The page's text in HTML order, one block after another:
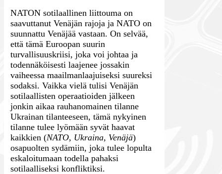
NATON sotilaallinen liittouma on
saavuttanut Venäjän rajoja ja NATO on
suunnattu Venäjää vastaan. On selvää,
että tämä Euroopan suurin
turvallisuuskriisi, joka voi johtaa ja
todennäköisesti laajenee jossakin
vaiheessa maailmanlaajuiseksi suureksi
sodaksi. Vaikka vielä tulisi Venäjän
sotilaallisten operaatioiden jälkeen
jonkin aikaa rauhanomainen tilanne
Ukrainan tilanteeseen, tämä nykyinen
tilanne tulee lyömään syvät haavat
kaikkien (NATO, Ukraina, Venäjä)
osapuolten sydämiin, joka tulee lopulta
eskaloitumaan todella pahaksi
sotilaalliseksi konfliktiksi.